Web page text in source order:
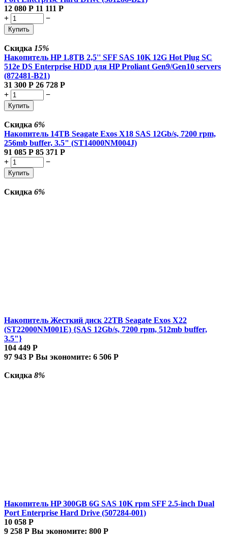
12 080 Р 11 111 Р
+
−
Купить
Скидка 15%
Накопитель HP 1.8TB 2,5'' SFF SAS 10K 12G Hot Plug SC
512e DS Enterprise HDD для HP Proliant Gen9/Gen10 servers
(872481-B21)
31 300 Р 26 728 Р
+
−
Купить
Скидка 6%
Накопитель 14TB Seagate Exos X18 SAS 12Gb/s, 7200 rpm,
256mb buffer, 3.5" (ST14000NM004J)
91 085 Р 85 371 Р
+
−
Купить
Скидка 6%
Накопитель Жесткий диск 22TB Seagate Exos X22
(ST22000NM001E) {SAS 12Gb/s, 7200 rpm, 512mb buffer,
3.5"}
104 449 Р
97 943 Р Вы экономите: 6 506 Р
Скидка 8%
Накопитель HP 300GB 6G SAS 10K rpm SFF 2.5-inch Dual
Port Enterprise Hard Drive (507284-001)
10 058 Р
9 258 Р Вы экономите: 800 Р